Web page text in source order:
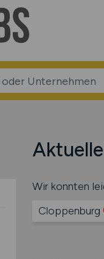
Wir konnten
Cloppenburg